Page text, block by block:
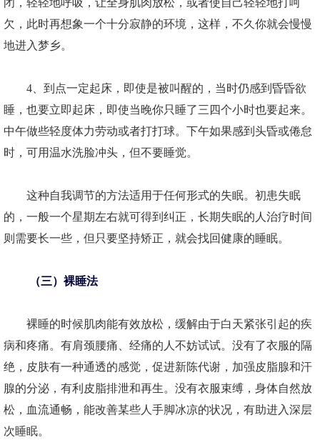
闭，轻轻地呼吸，让全身肌肉放松，或者使自己轻轻地打呵
欠，此时再想象一个十分寂静的环境，这样，不久你就会慢慢
地进入梦乡。
4、到点一定起床，即使是被叫醒的，当时仍感到昏昏欲
睡，也要立即起床，即使当晚你只睡了三四个小时也要起来。
中午做些轻度体力劳动或者打打球。下午如果感到头昏或倦怠
时，可用温水洗脸冲头，但不要睡觉。
这种自我调节的方法适用于任何形式的失眠。初患失眠
的，一般一个星期左右就可得到纠正，长期失眠的人治疗时间
则需要长一些，但只要坚持矫正，就会找回健康的睡眠。
（三）裸睡法
裸睡的时候肌肉能有效放松，缓解由于白天紧张引起的疾
病和疼痛。有肩颈腰痛、经痛的人不妨试试。没有了衣服的隔
绝，皮肤有一种通透的感觉，促进新陈代谢，加强皮脂腺和汗
腺的分泌，有利皮脂排泄和再生。没有衣服束缚，身体自然放
松，血流通畅，能改善某些人手脚冰凉的状况，有助进入深层
次睡眠。